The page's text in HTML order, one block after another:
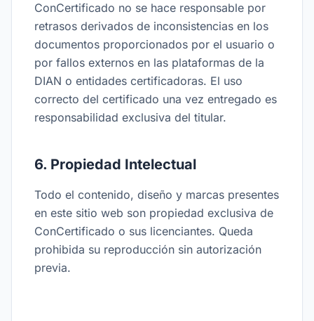
ConCertificado no se hace responsable por
retrasos derivados de inconsistencias en los
documentos proporcionados por el usuario o
por fallos externos en las plataformas de la
DIAN o entidades certificadoras. El uso
correcto del certificado una vez entregado es
responsabilidad exclusiva del titular.
6. Propiedad Intelectual
Todo el contenido, diseño y marcas presentes
en este sitio web son propiedad exclusiva de
ConCertificado o sus licenciantes. Queda
prohibida su reproducción sin autorización
previa.